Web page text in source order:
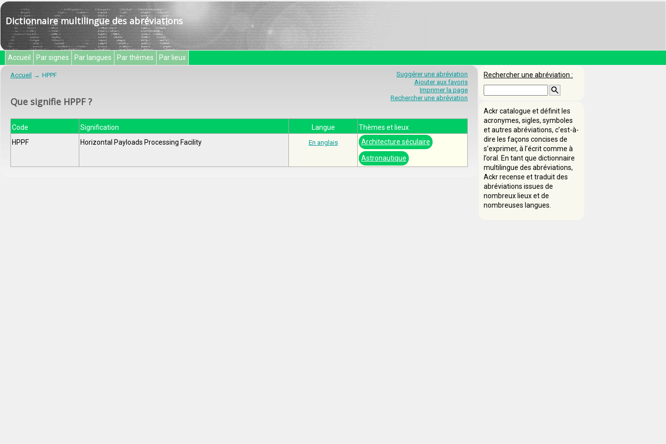
Dictionnaire multilingue des abréviations
Accueil Par signes Par langues Par thèmes Par lieux
Suggérer une abréviation
Ajouter aux favoris
Imprimer la page
Rechercher une abréviation
Accueil HPPF
Que signifie HPPF ?
Code Signification Langue
Thèmes et lieux
HPPF
Horizontal Payloads Processing Facility En anglais Architecture séculaire
Astronautique
Rechercher une abréviation :
Ackr catalogue et définit les
acronymes, sigles, symboles
et autres abréviations, c’est-à-
dire les façons concises de
s’exprimer, à l’écrit comme à
l’oral. En tant que dictionnaire
multilingue des abréviations,
Ackr recense et traduit des
abréviations issues de
nombreux lieux et de
nombreuses langues.